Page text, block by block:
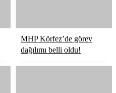
MHP Körfez’de görev
dağılımı belli oldu!